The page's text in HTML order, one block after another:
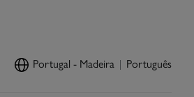
Portugal - Madeira Português